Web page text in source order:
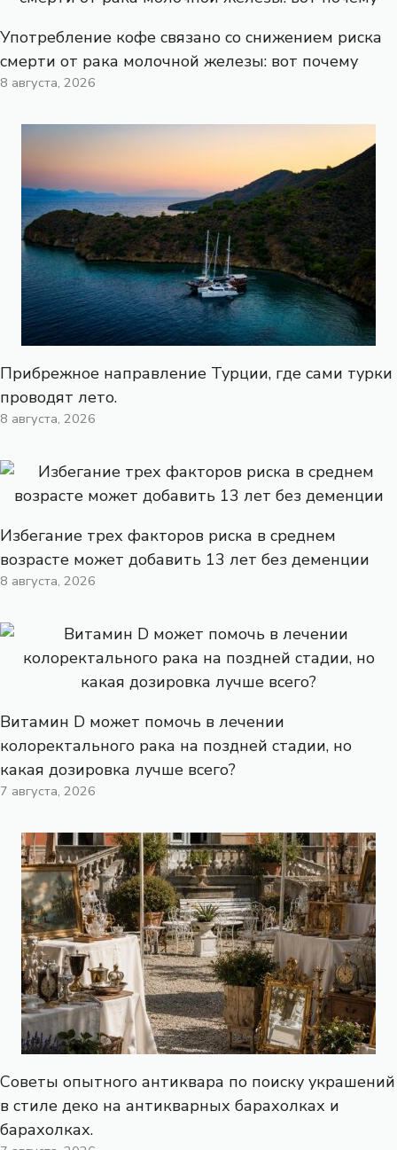
Употребление кофе связано со снижением риска
смерти от рака молочной железы: вот почему
8 августа, 2026
Прибрежное направление Турции, где сами турки
проводят лето.
8 августа, 2026
Избегание трех факторов риска в среднем
возрасте может добавить 13 лет без деменции
8 августа, 2026
Витамин D может помочь в лечении
колоректального рака на поздней стадии, но
какая дозировка лучше всего?
7 августа, 2026
Советы опытного антиквара по поиску украшений
в стиле деко на антикварных барахолках и
барахолках.